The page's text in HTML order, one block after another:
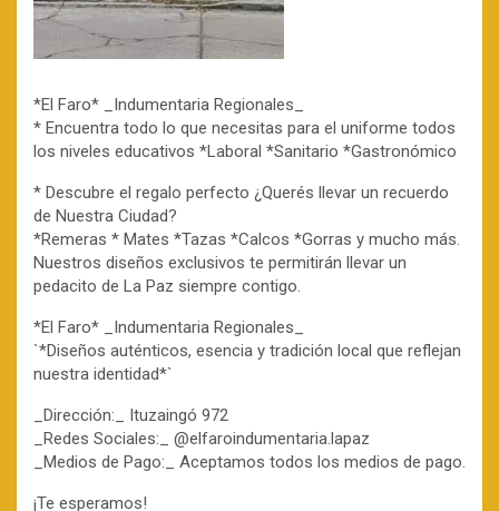
*El Faro* _Indumentaria Regionales_
* Encuentra todo lo que necesitas para el uniforme todos
los niveles educativos *Laboral *Sanitario *Gastronómico
* Descubre el regalo perfecto ¿Querés llevar un recuerdo
de Nuestra Ciudad?
*Remeras * Mates *Tazas *Calcos *Gorras y mucho más.
Nuestros diseños exclusivos te permitirán llevar un
pedacito de La Paz siempre contigo.
*El Faro* _Indumentaria Regionales_
`*Diseños auténticos, esencia y tradición local que reflejan
nuestra identidad*`
_Dirección:_ Ituzaingó 972
_Redes Sociales:_ @elfaroindumentaria.lapaz
_Medios de Pago:_ Aceptamos todos los medios de pago.
¡Te esperamos!